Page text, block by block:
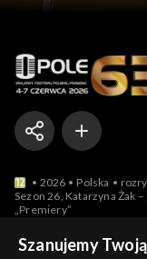
2026 Polska
Sezon 26, Katarzyna Żak
„Premiery”
Szanujemy